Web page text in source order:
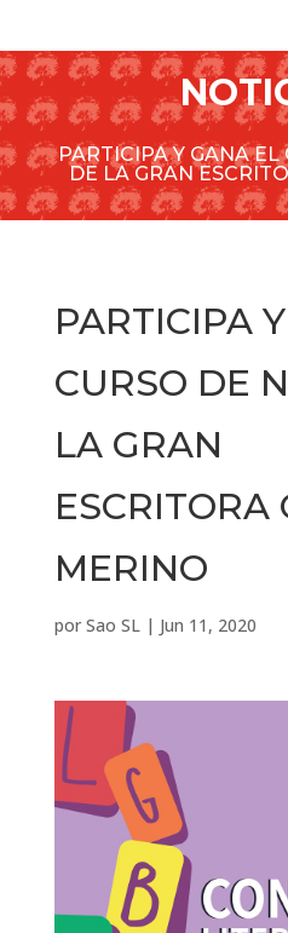
PARTICIPA Y GANA
DE LA GRAN
PARTICIPA
CURSO DE
LA GRAN
ESCRITORA
MERINO
por Sao SL| Jun 11, 2020